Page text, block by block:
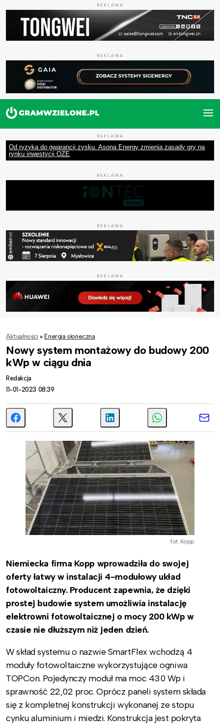
REKLAMA
REKLAMA
REKLAMA
Od ryzyka do gwarancji zysku. Asona Energy zmienia zasady gry na
rynku inwestycji OZE
REKLAMA
REKLAMA
REKLAMA
Aktualności » Energia słoneczna
Nowy system montażowy do budowy 200
kWp w ciągu dnia
Redakcja
11-01-2023 08:39
fot. Kopp
Niemiecka firma Kopp wprowadziła do swojej
oferty łatwy w instalacji 4-modułowy układ
fotowoltaiczny. Producent zapewnia, że dzięki
prostej budowie system umożliwia instalację
elektrowni fotowoltaicznej o mocy 200 kWp w
czasie nie dłuższym niż jeden dzień.
W skład systemu o nazwie SmartFlex wchodzą 4
moduły fotowoltaiczne wykorzystujące ogniwa
TOPCon. Pojedynczy moduł ma moc 430 Wp i
sprawność 22,02 proc. Oprócz paneli system składa
się z kompletnej konstrukcji wykonanej ze stopu
cynku aluminium i miedzi. Konstrukcja jest pokryta